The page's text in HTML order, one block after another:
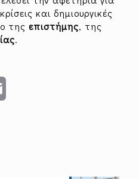
και δημιουργικές
της επιστήμης, της
.